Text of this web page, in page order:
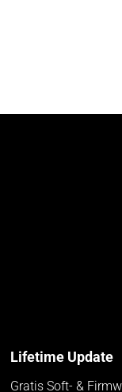
Lifetime Update
Gratis Soft- &